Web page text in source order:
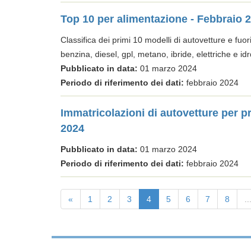
Top 10 per alimentazione - Febbraio
Classifica dei primi 10 modelli di autovetture e
benzina, diesel, gpl, metano, ibride, elettriche e
Pubblicato in data: 01 marzo 2024
Periodo di riferimento dei dati: febbraio 2024
Immatricolazioni di autovetture per
2024
Pubblicato in data: 01 marzo 2024
Periodo di riferimento dei dati: febbraio 2024
« 1 2 3 4 5 6 7 8